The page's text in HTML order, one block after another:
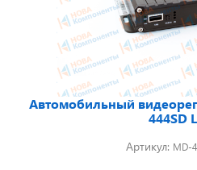
Автомобильный
444SD
Артикул: MD-